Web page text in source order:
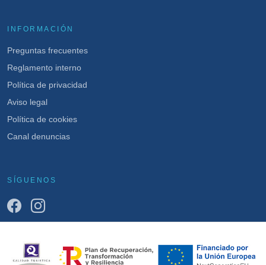
INFORMACIÓN
Preguntas frecuentes
Reglamento interno
Política de privacidad
Aviso legal
Política de cookies
Canal denuncias
SÍGUENOS